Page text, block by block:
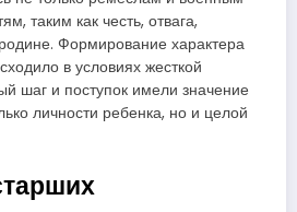
таким как честь, отвага,
Формирование характера
в условиях жесткой
шаг и поступок имели значение
личности ребенка, но и целой